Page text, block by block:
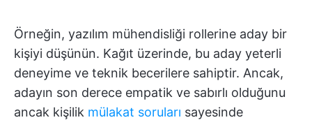
Örneğin, yazılım mühendisliği rollerine aday bir
kişiyi düşünün. Kağıt üzerinde, bu aday yeterli
deneyime ve teknik becerilere sahiptir. Ancak,
adayın son derece empatik ve sabırlı olduğunu
ancak kişilik mülakat soruları sayesinde